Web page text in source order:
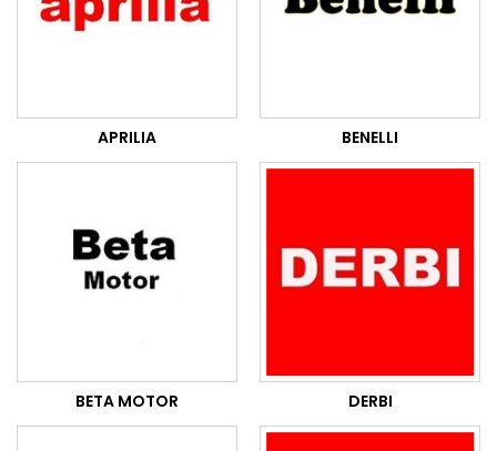
APRILIA BENELLI
BETA MOTOR DERBI